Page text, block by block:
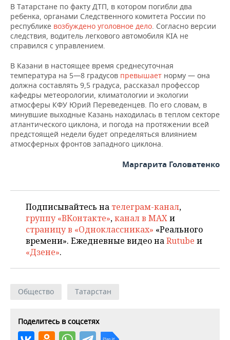
ХОККЕЙ С МЯЧОМ
ПРОИСШЕСТВИЯ
В Татарстане по факту ДТП, в котором погибли два
ребенка, органами Следственного комитета России по
республике возбуждено уголовное дело. Согласно версии
следствия, водитель легкового автомобиля KIA не
справился с управлением.
В Казани в настоящее время среднесуточная
температура на 5—8 градусов превышает норму — она
должна составлять 9,5 градуса, рассказал профессор
кафедры метеорологии, климатологии и экологии
атмосферы КФУ Юрий Переведенцев. По его словам, в
минувшие выходные Казань находилась в теплом секторе
атлантического циклона, и погода на протяжении всей
предстоящей недели будет определяться влиянием
атмосферных фронтов западного циклона.
Маргарита Головатенко
Подписывайтесь на телеграм-канал,
группу «ВКонтакте»,канал в MAXи
страницу в «Одноклассниках» «Реального
времени». Ежедневные видео наRutube и
«Дзене».
Общество Татарстан
Поделитесь в соцсетях